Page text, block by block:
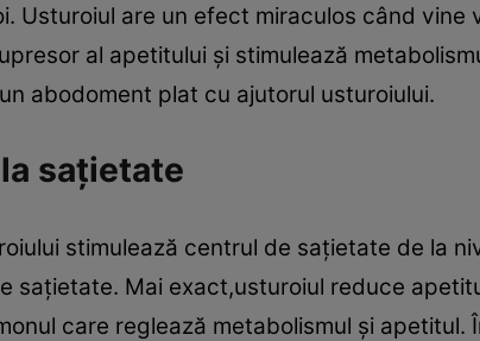
Usturoiul are un efect miraculos când vine
al apetitului şi stimulează
abodoment plat cu ajutorul usturoiului.
saţietate
stimulează centrul de saţietate de la
saţietate. Mai exact,usturoiul reduce
care reglează metabolismul şi